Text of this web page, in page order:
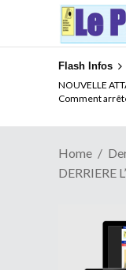
Flash Infos
NOUVELLE
Comment
Home
DERRIERE